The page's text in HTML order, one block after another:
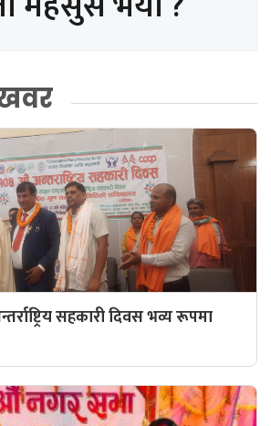
सहकारी दिवस भव्य रूपमा